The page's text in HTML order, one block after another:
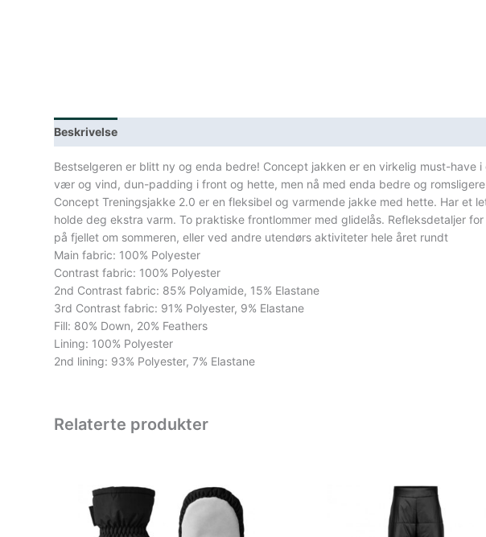
Beskrivelse
Bestselgeren er blitt ny og enda bedre! Concept jakken er en virkelig must-
vær og vind, dun-padding i front og hette, men nå med enda bedre og
Concept Treningsjakke 2.0 er en fleksibel og varmende jakke med hette. Har
holde deg ekstra varm. To praktiske frontlommer med glidelås. Refleksdetaljer
på fjellet om sommeren, eller ved andre utendørs aktiviteter hele året rundt
Main fabric: 100% Polyester
Contrast fabric: 100% Polyester
2nd Contrast fabric: 85% Polyamide, 15% Elastane
3rd Contrast fabric: 91% Polyester, 9% Elastane
Fill: 80% Down, 20% Feathers
Lining: 100% Polyester
2nd lining: 93% Polyester, 7% Elastane
Relaterte produkter